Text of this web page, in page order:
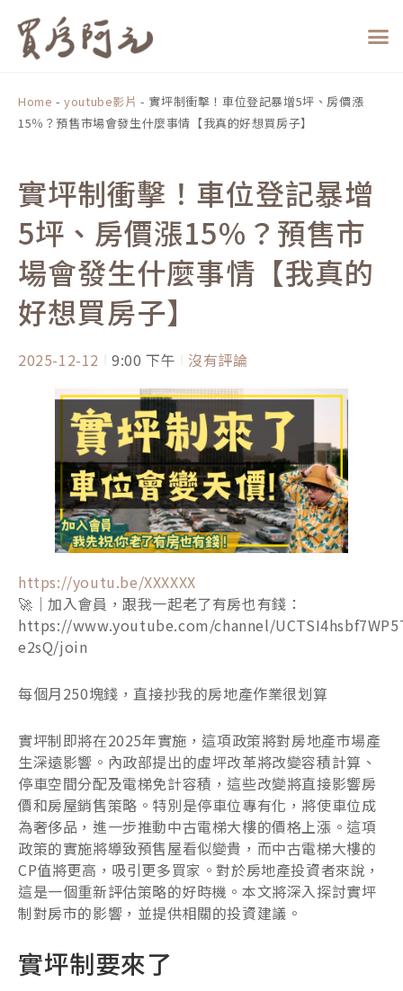
Home -youtube影片 - 實坪制衝擊！車位登記暴增5坪、房價漲
15％？預售市場會發生什麼事情【我真的好想買房子】
實坪制衝擊！車位登記暴增
5坪、房價漲15％？預售市
場會發生什麼事情【我真的
好想買房子】
2025-12-12 9:00 下午 沒有評論
https://youtu.be/XXXXXX
🚀｜加入會員，跟我一起老了有房也有錢：
https://www.youtube.com/channel/
e2sQ/join
每個月250塊錢，直接抄我的房地產作業很划算
實坪制即將在2025年實施，這項政策將對房地產市場產
生深遠影響。內政部提出的虛坪改革將改變容積計算、
停車空間分配及電梯免計容積，這些改變將直接影響房
價和房屋銷售策略。特別是停車位專有化，將使車位成
為奢侈品，進一步推動中古電梯大樓的價格上漲。這項
政策的實施將導致預售屋看似變貴，而中古電梯大樓的
CP值將更高，吸引更多買家。對於房地產投資者來說，
這是一個重新評估策略的好時機。本文將深入探討實坪
制對房市的影響，並提供相關的投資建議。
實坪制要來了